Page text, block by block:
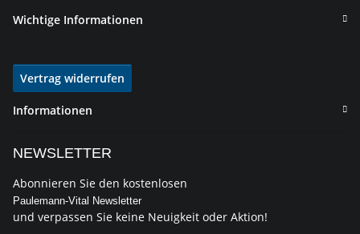
Wichtige Informationen
Vertrag widerrufen
Informationen
NEWSLETTER
Abonnieren Sie den kostenlosen
Paulemann-Vital Newsletter
und verpassen Sie keine Neuigkeit oder Aktion!